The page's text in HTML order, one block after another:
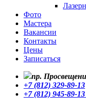
Фото
Мастера
Вакансии
Контакты
Цены
Записаться
пр.
+7 (812) 329-89-13
+7 (812) 945-89-13